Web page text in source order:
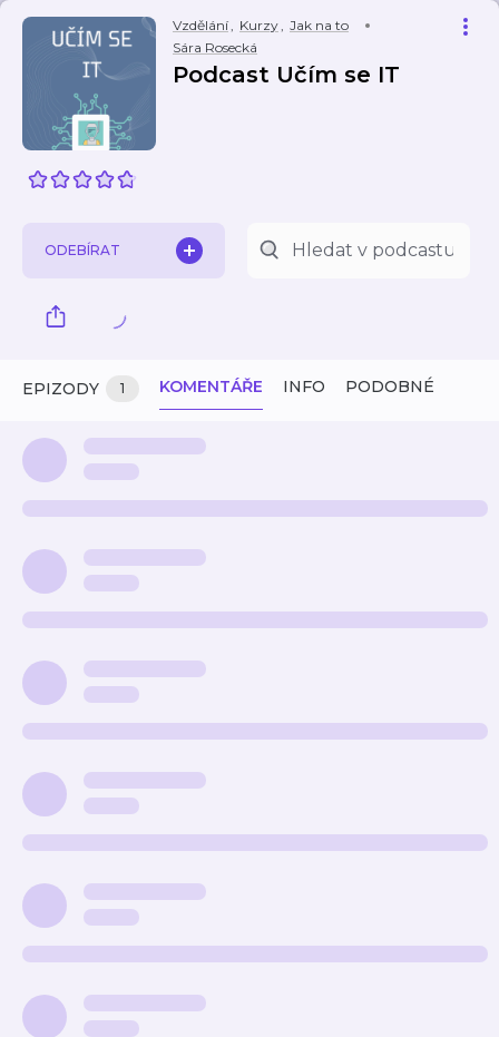
Vzdělání, Kurzy, Jak na to
Sára Rosecká
Podcast Učím se IT
ODEBÍRAT
EPIZODY 1 KOMENTÁŘE INFO PODOBNÉ